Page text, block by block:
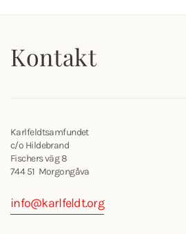
Kontakt
Karlfeldtsamfundet
c/o Hildebrand
Fischers väg 8
744 51 Morgongåva
info@karlfeldt.org